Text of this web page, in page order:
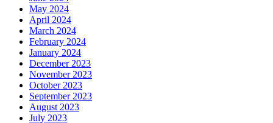
May 2024
April 2024
March 2024
February 2024
January 2024
December 2023
November 2023
October 2023
September 2023
August 2023
July 2023